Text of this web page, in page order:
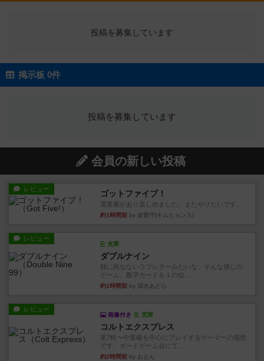
投稿を募集しています
掲示板 0件
投稿を募集しています
会員の新しい投稿
レビュー ゴットファイブ！
運要素があり楽しめました。またやりたいです。
約1時間前 by 金賢守(キムヒョンス)
レビュー
充実
ダブルナイン
雑に死なないラブレターみたいな、そんな感じの
ゲーム。数字カードを１の位...
約1時間前 by 深水あどら
レビュー
画像付き 充実
コルトエクスプレス
星7軽〜中量級を中心にプレイするゲーマーの感想
です。ボードゲーム会にて...
約2時間前 by おとん